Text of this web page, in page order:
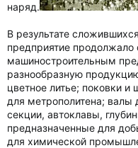
наряд.
В результате
предприятие продолжало
машиностроительным
разнообразную
цветное литье; поковки
для метрополитена; валы
секции, автоклавы,
предназначенные для
для химической